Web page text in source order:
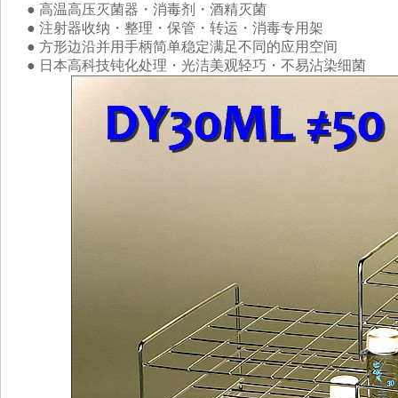
● 高温高压灭菌器・消毒剂・酒精灭菌
● 注射器收纳・整理・保管・转运・消毒专用架
● 方形边沿并用手柄简单稳定满足不同的应用空间
● 日本高科技钝化处理・光洁美观轻巧・不易沾染细菌